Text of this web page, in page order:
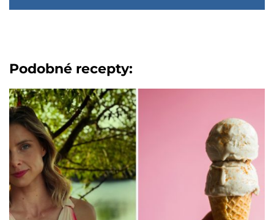
Podobné recepty: